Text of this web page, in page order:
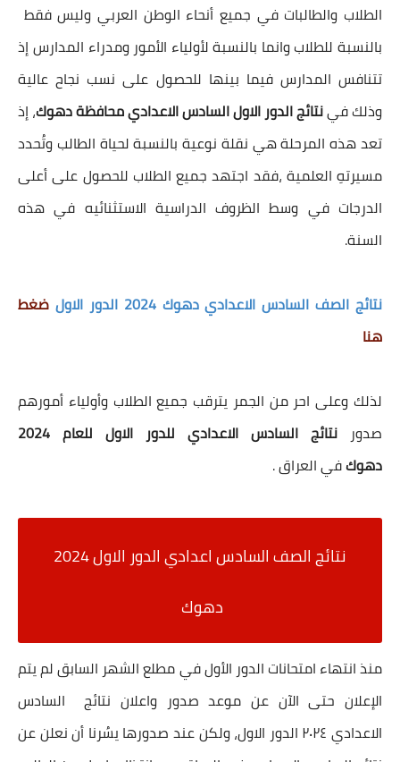
الطلاب والطالبات في جميع أنحاء الوطن العربي وليس فقط
بالنسبة للطلاب وانما بالنسبة لأولياء الأمور ومدراء المدارس إذ
تتنافس المدارس فيما بينها للحصول على نسب نجاح عالية
وذلك فينتائج الدور الاول السادس الاعدادي محافظة دهوك، إذ
تعد هذه المرحلة هي نقلة نوعية بالنسبة لحياة الطالب وتُحدد
مسيرتهِ العلمية ،فقد اجتهد جميع الطلاب للحصول على أعلى
الدرجات في وسط الظروف الدراسية الاستثنائيه في هذه
السنة.
نتائج الصف السادس الاعدادي دهوك 2024 الدور الاول
ضغط
هنا
لذلك وعلى احر من الجمر يترقب جميع الطلاب وأولياء أمورهم
صدور
نتائج السادس الاعدادي للدور الاول للعام 2024
دهوكفي العراق .
نتائج الصف السادس اعدادي الدور الاول 2024
دهوك
منذ انتهاء امتحانات الدور الأول في مطلع الشهر السابق لم يتم
الإعلان حتى الآن عن موعد صدور واعلان نتائج السادس
الاعدادي ٢٠٢٤ الدور الاول، ولكن عند صدورها يسُرنا أن نعلن عن